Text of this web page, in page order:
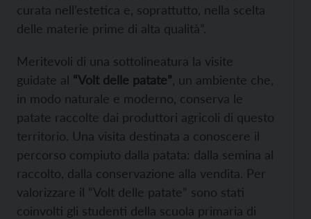
curata nell’estetica e, soprattutto, nella scelta
delle materie prime di alta qualità”.
Meritevoli di una sottolineatura la visite
guidate al “Volt delle patate” , un ambiente che,
in modo naturale e moderno, conserva le
patate raccolte dai produttori agricoli di questo
territorio. Una visita destinata a conoscere il
percorso compiuto dalla patata: dalla semina al
raccolto, dalla conservazione alla vendita. Per
valorizzare il “Volt delle patate” sono stati
coinvolti gli studenti della scuola primaria di